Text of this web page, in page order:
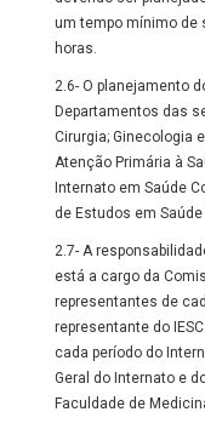
um tempo mínimo de
horas.
2.6- O planejamento
Departamentos das
Cirurgia; Ginecologia
Atenção Primária à
Internato em Saúde
de Estudos em Saúde
2.7- A
está a cargo da
representantes de
representante do
cada período do
Geral do Internato e
Faculdade de